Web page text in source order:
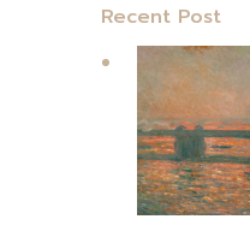
Recent Post